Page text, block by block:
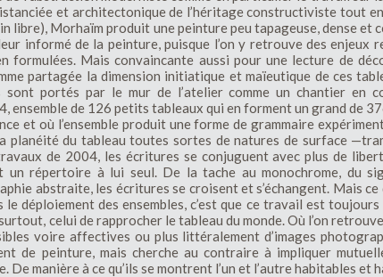
et architectonique de l’héritage constructiviste tout
libre), Morhaïm produit une peinture peu tapageuse, dense et
informé de la peinture, puisque l’on y retrouve des enjeux
formulées. Mais convaincante aussi pour une lecture de
partagée la dimension initiatique et maïeutique de ces
sont portés par le mur de l’atelier comme un chantier en
ensemble de 126 petits tableaux qui en forment un grand de
et où l’ensemble produit une forme de grammaire
planéité du tableau toutes sortes de natures de surface
de 2004, les écritures se conjuguent avec plus de
un répertoire à lui seul. De la tache au monochrome, du
abstraite, les écritures se croisent et s’échangent. Mais
déploiement des ensembles, c’est que ce travail est
celui de rapprocher le tableau du monde. Où l’on
voire affectives ou plus littéralement d’images
de peinture, mais cherche au contraire à impliquer
De manière à ce qu’ils se montrent l’un et l’autre habitables et